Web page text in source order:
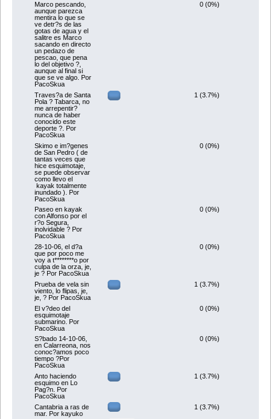
Marco pescando,
aunque parezca
mentira lo que se
ve detr?s de las
gotas de agua y el
salitre es Marco
sacando en directo
un pedazo de
pescao, que pena
lo del objetivo ?,
aunque al final si
que se ve algo. Por
PacoSkua
0 (0%)
Traves?a de Santa
Pola ? Tabarca, no
me arrepentir?
nunca de haber
conocido este
deporte ?. Por
PacoSkua
1 (3.7%)
Skimo e im?genes
de San Pedro ( de
tantas veces que
hice esquimotaje,
se puede observar
como llevo el
kayak totalmente
inundado ). Por
PacoSkua
0 (0%)
Paseo en kayak
con Alfonso por el
r?o Segura,
inolvidable ? Por
PacoSkua
0 (0%)
28-10-06, el d?a
que por poco me
voy a t********o por
culpa de la orza, je,
je ? Por PacoSkua
0 (0%)
Prueba de vela sin
viento, lo flipas, je,
je, ? Por PacoSkua
1 (3.7%)
El v?deo del
esquimotaje
submarino. Por
PacoSkua
0 (0%)
S?bado 14-10-06,
en Calarreona, nos
conoc?amos poco
tiempo ?Por
PacoSkua
0 (0%)
Anto haciendo
esquimo en Lo
Pag?n. Por
PacoSkua
1 (3.7%)
Cantabria a ras de
mar. Por kayuko
1 (3.7%)